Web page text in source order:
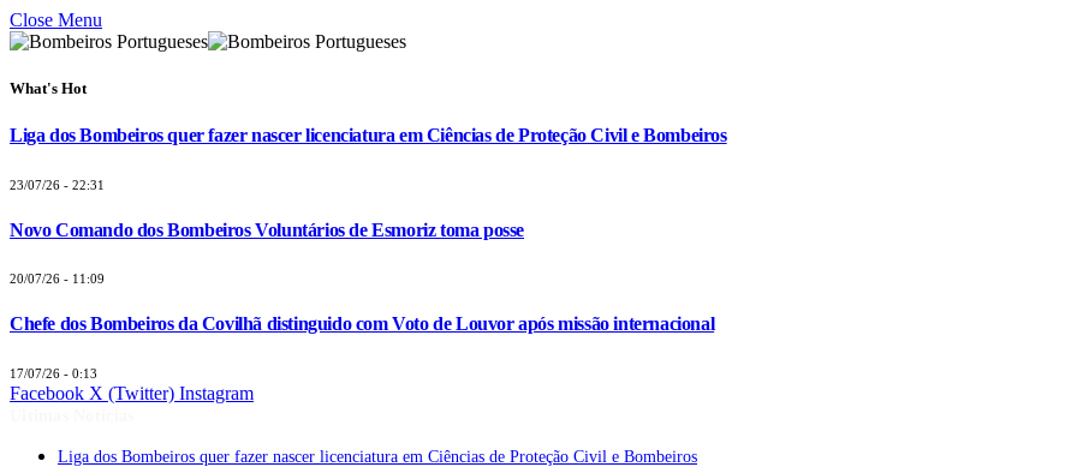
Close Menu
What's Hot
Liga dos Bombeiros quer fazer nascer licenciatura em Ciências de Proteção Civil e Bombeiros
23/07/26 - 22:31
Novo Comando dos Bombeiros Voluntários de Esmoriz toma posse
20/07/26 - 11:09
Chefe dos Bombeiros da Covilhã distinguido com Voto de Louvor após missão internacional
17/07/26 - 0:13
Facebook X (Twitter) Instagram
Liga dos Bombeiros quer fazer nascer licenciatura em Ciências de Proteção Civil e Bombeiros